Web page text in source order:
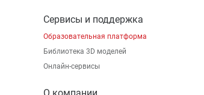
Сервисы и поддержка
Образовательная платформа
Библиотека 3D моделей
Онлайн-сервисы